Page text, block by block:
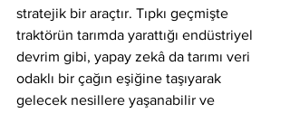
stratejik bir araçtır. Tıpkı geçmişte
traktörün tarımda yarattığı endüstriyel
devrim gibi, yapay zekâ da tarımı veri
odaklı bir çağın eşiğine taşıyarak
gelecek nesillere yaşanabilir ve